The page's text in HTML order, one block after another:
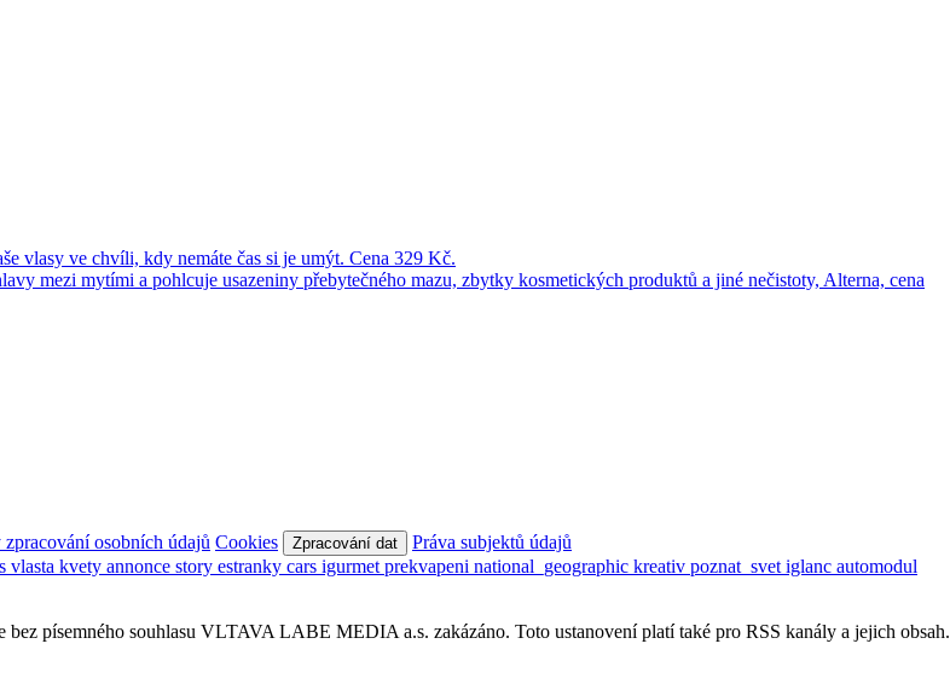
zpracování osobních údajů Cookies Zpracování dat
Práva subjektů údajů
vlasta kvety annonce story estranky cars igurmet prekvapeni national_geographic kreativ poznat_svet iglanc automodul
písemného souhlasu VLTAVA LABE MEDIA a.s. zakázáno. Toto ustanovení platí také pro RSS kanály a jejich obsah.